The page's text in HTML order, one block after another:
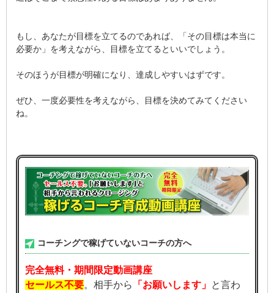
もし、あなたが目標を立てるのであれば、「その目標は本当に
必要か」を考えながら、目標を立てるといいでしょう。
そのほうが目標が明確になり、達成しやすいはずです。
ぜひ、一度必要性を考えながら、目標を決めてみてください
ね。
コーチングで稼げていないコーチの方へ
完全無料・期間限定動画講座
セールス不要。相手から 「お願いします」 と言わ